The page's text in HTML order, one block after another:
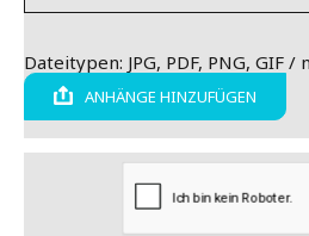
ANHÄNGE HINZUFÜGEN
Dateitypen: JPG, PDF, PNG, GIF /